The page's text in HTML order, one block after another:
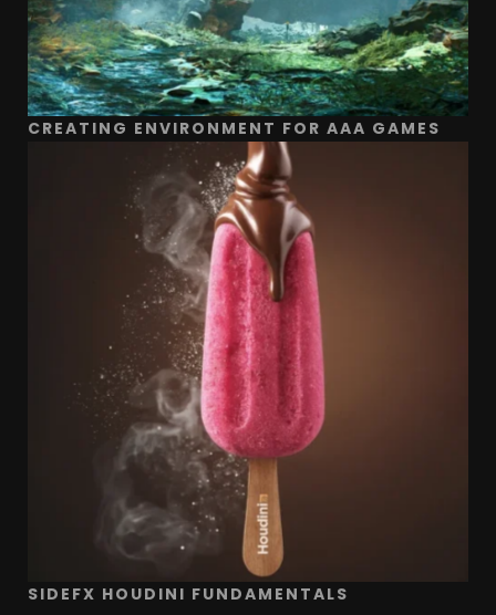
CREATING ENVIRONMENT FOR AAA GAMES
SIDEFX HOUDINI FUNDAMENTALS